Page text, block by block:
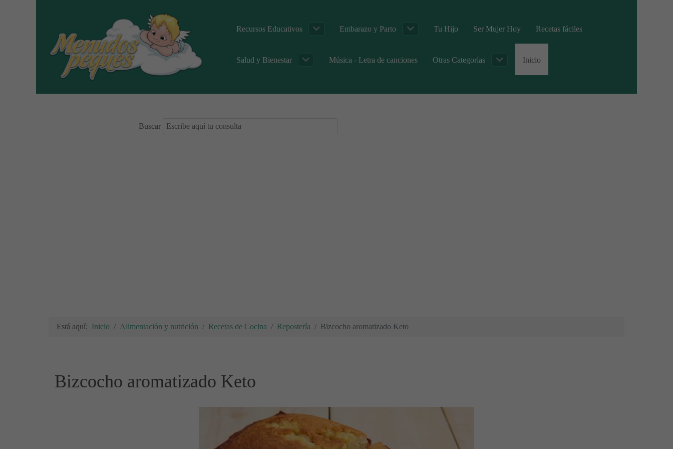
Recursos Educativos Embarazo y Parto Tu Hijo Ser Mujer Hoy Recetas fáciles
Salud y Bienestar Música - Letra de canciones Otras Categorías Inicio
Buscar
Está aquí: Inicio Alimentación y nutrición Recetas de Cocina Repostería Bizcocho aromatizado Keto
Bizcocho aromatizado Keto